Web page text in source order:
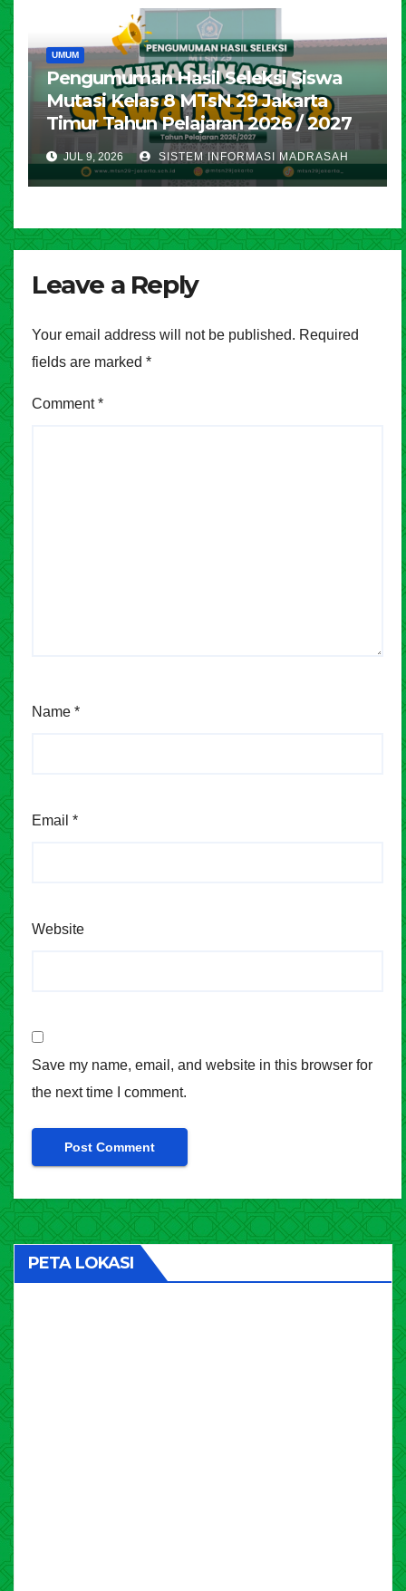
UMUM
Pengumuman Hasil Seleksi Siswa
Mutasi Kelas 8 MTsN 29 Jakarta
Timur Tahun Pelajaran 2026 / 2027
JUL 9, 2026 SISTEM INFORMASI MADRASAH
Leave a Reply
Your email address will not be published. Required
fields are marked *
Comment*
Name *
Email *
Website
Save my name, email, and website in this browser for
the next time I comment.
PETA LOKASI